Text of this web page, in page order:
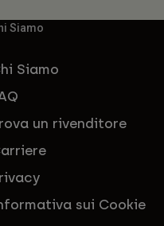
Siamo
Siamo
un rivenditore
sui Cookie